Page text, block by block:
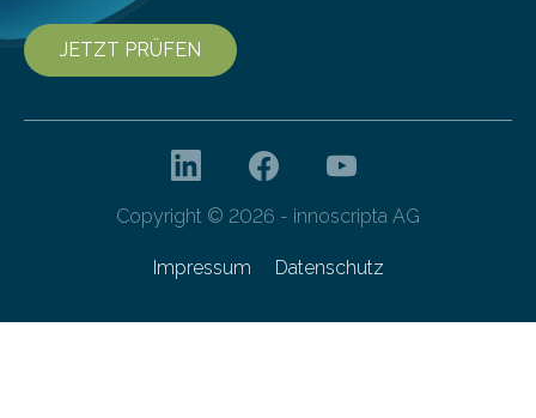
JETZT PRÜFEN
Copyright © 2026 - innoscripta AG
Impressum Datenschutz